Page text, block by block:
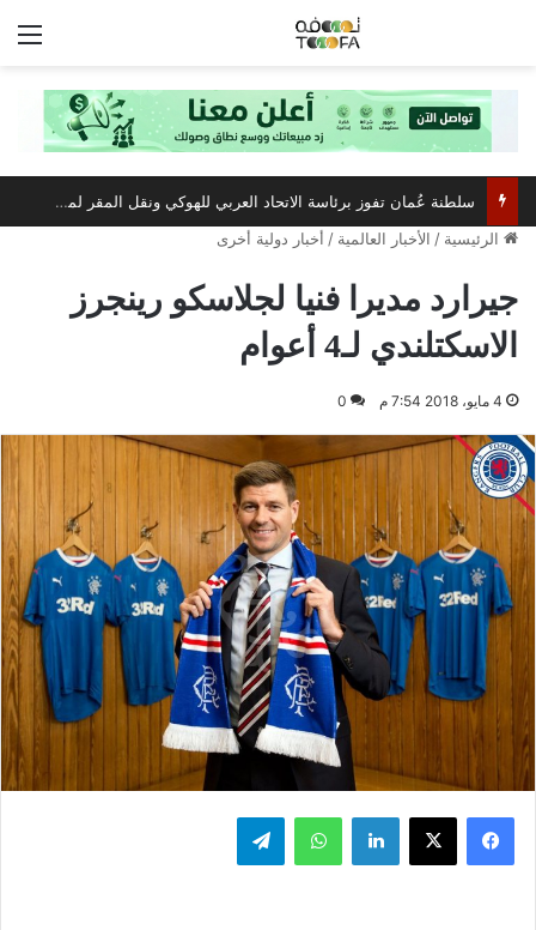
الرئيسية / الأخبار العالمية / أخبار دولية أخرى
جيرارد مديرا فنيا لجلاسكو رينجرز
الاسكتلندي لـ4 أعوام
4 مايو، 2018 7:54 م 0
فيسبوك ‫X لينكدإن واتساب تيلقرام